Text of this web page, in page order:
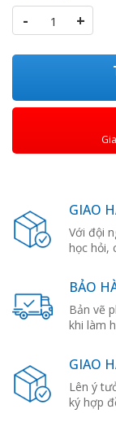
- +
GIAO
Với đội
học hỏi,
BẢO
Bản vẽ
khi làm
GIAO
Lên ý
ký hợp